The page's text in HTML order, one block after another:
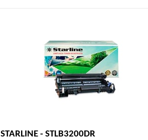
STARLINE - STLB3200DR